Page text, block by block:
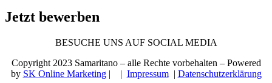
Jetzt bewerben
BESUCHE UNS AUF SOCIAL MEDIA
Copyright 2023 Samaritano – alle Rechte vorbehalten – Powered
by SK Online Marketing| | Impressum| Datenschutzerklärung